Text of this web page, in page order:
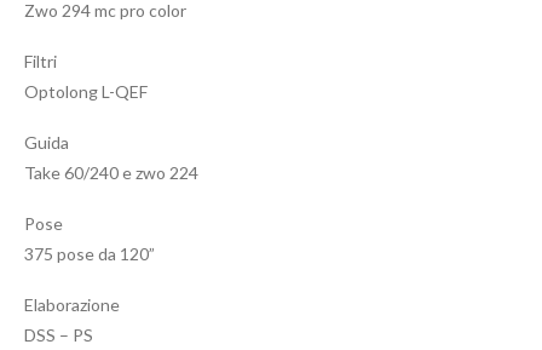
Zwo 294 mc pro color
Filtri
Optolong L-QEF
Guida
Take 60/240 e zwo 224
Pose
375 pose da 120”
Elaborazione
DSS – PS